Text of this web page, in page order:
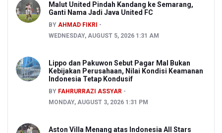
Malut United Pindah Kandang ke Semarang,
Ganti Nama Jadi Java United FC
BY AHMAD FIKRI
WEDNESDAY, AUGUST 5, 2026 1:31 AM
Lippo dan Pakuwon Sebut Pagar Mal Bukan
Kebijakan Perusahaan, Nilai Kondisi Keamanan
Indonesia Tetap Kondusif
BY FAHRURRAZI ASSYAR
MONDAY, AUGUST 3, 2026 1:31 PM
Aston Villa Menang atas Indonesia All Stars